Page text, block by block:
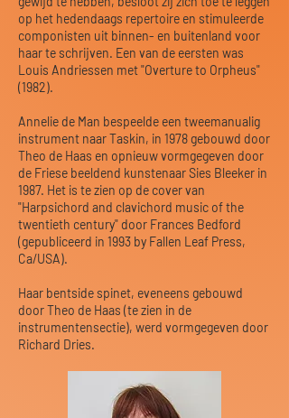
op het hedendaags repertoire en stimuleerde
componisten uit binnen- en buitenland voor
haar te schrijven. Een van de eersten was
Louis Andriessen met "Overture to Orpheus"
(1982).
Annelie de Man bespeelde een tweemanualig
instrument naar Taskin, in 1978 gebouwd door
Theo de Haas en opnieuw vormgegeven door
de Friese beeldend kunstenaar Sies Bleeker in
1987. Het is te zien op de cover van
"Harpsichord and clavichord music of the
twentieth century" door Frances Bedford
(gepubliceerd in 1993 by Fallen Leaf Press,
Ca/USA).
Haar bentside spinet, eveneens gebouwd
door Theo de Haas (te zien in de
instrumentensectie), werd vormgegeven door
Richard Dries.